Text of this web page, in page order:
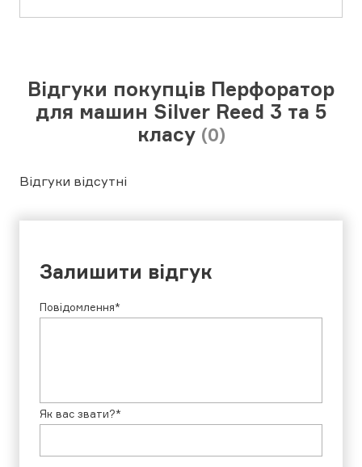
Відгуки покупців Перфоратор
для машин Silver Reed 3 та 5
класу (0)
Відгуки відсутні
Залишити відгук
Повідомлення*
Як вас звати?*